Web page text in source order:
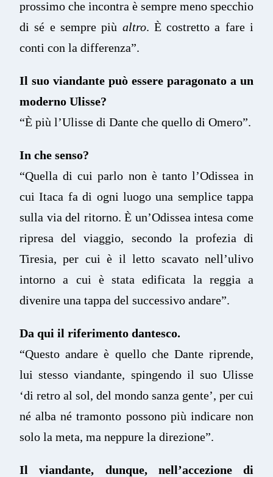
prossimo che incontra è sempre meno specchio
di sé e sempre più altro. È costretto a fare i
conti con la differenza”.
Il suo viandante può essere paragonato a un
moderno Ulisse?
“È più l’Ulisse di Dante che quello di Omero”.
In che senso?
“Quella di cui parlo non è tanto l’Odissea in
cui Itaca fa di ogni luogo una semplice tappa
sulla via del ritorno. È un’Odissea intesa come
ripresa del viaggio, secondo la profezia di
Tiresia, per cui è il letto scavato nell’ulivo
intorno a cui è stata edificata la reggia a
divenire una tappa del successivo andare”.
Da qui il riferimento dantesco.
“Questo andare è quello che Dante riprende,
lui stesso viandante, spingendo il suo Ulisse
‘di retro al sol, del mondo sanza gente’, per cui
né alba né tramonto possono più indicare non
solo la meta, ma neppure la direzione”.
Il viandante, dunque, nell’accezione di